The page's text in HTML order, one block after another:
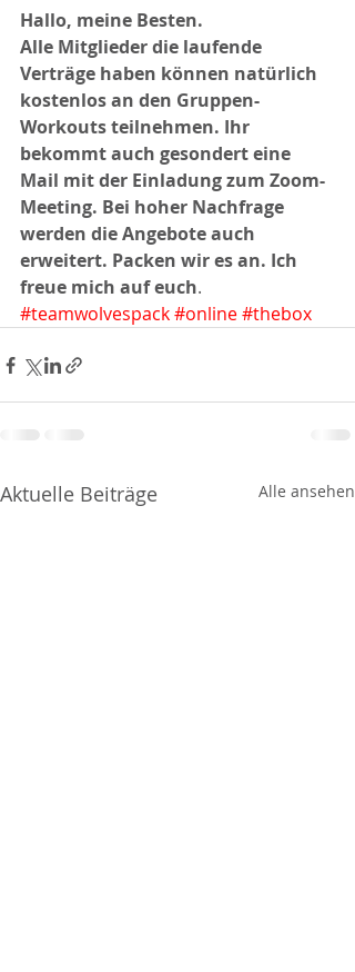
Hallo, meine Besten.
Alle Mitglieder die laufende
Verträge haben können natürlich
kostenlos an den Gruppen-
Workouts teilnehmen. Ihr
bekommt auch gesondert eine
Mail mit der Einladung zum Zoom-
Meeting. Bei hoher Nachfrage
werden die Angebote auch
erweitert. Packen wir es an. Ich
freue mich auf euch.
#teamwolvespack#online#thebox
Aktuelle Beiträge Alle ansehen